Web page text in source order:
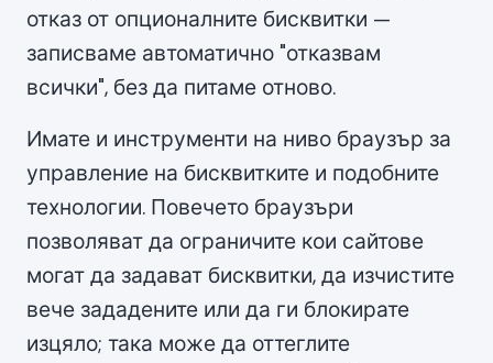
отказ от опционалните бисквитки —
записваме автоматично "отказвам
всички", без да питаме отново.
Имате и инструменти на ниво браузър за
управление на бисквитките и подобните
технологии. Повечето браузъри
позволяват да ограничите кои сайтове
могат да задават бисквитки, да изчистите
вече зададените или да ги блокирате
изцяло; така може да оттеглите